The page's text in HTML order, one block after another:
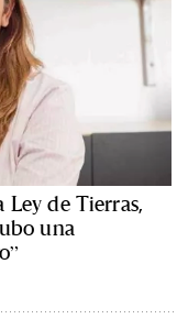
Ley de Tierras,
una